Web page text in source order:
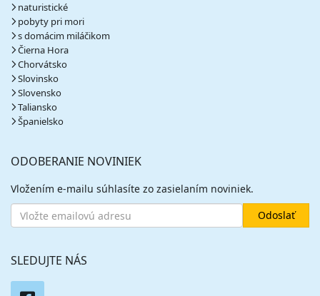
naturistické
pobyty pri mori
s domácim miláčikom
Čierna Hora
Chorvátsko
Slovinsko
Slovensko
Taliansko
Španielsko
ODOBERANIE NOVINIEK
Vložením e-mailu súhlasíte zo zasielaním noviniek.
SLEDUJTE NÁS